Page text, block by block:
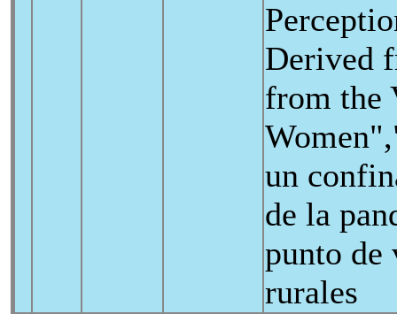
Derived
from the
un
de la
punto de
rurales